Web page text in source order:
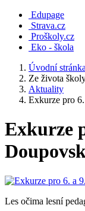
Edupage
Strava.cz
Proškoly.cz
Eko - škola
Úvodní stránka
Ze života
Aktuality
Exkurze pro
Exkurze
Les očima lesní